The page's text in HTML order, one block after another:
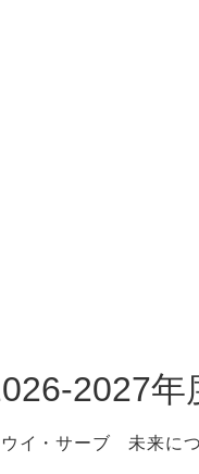
2027年
イ・サーブ 未来に